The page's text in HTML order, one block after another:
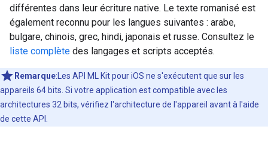
différentes dans leur écriture native. Le texte romanisé est
également reconnu pour les langues suivantes : arabe,
bulgare, chinois, grec, hindi, japonais et russe. Consultez le
liste complète des langages et scripts acceptés.
Remarque:Les API ML Kit pour iOS ne s'exécutent que sur les
appareils 64 bits. Si votre application est compatible avec les
architectures 32 bits, vérifiez l'architecture de l'appareil avant à l'aide
de cette API.